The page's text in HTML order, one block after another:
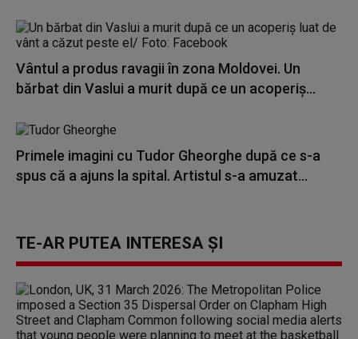
Vântul a produs ravagii în zona Moldovei. Un
bărbat din Vaslui a murit după ce un acoperiș...
Primele imagini cu Tudor Gheorghe după ce s-a
spus că a ajuns la spital. Artistul s-a amuzat...
TE-AR PUTEA INTERESA ȘI